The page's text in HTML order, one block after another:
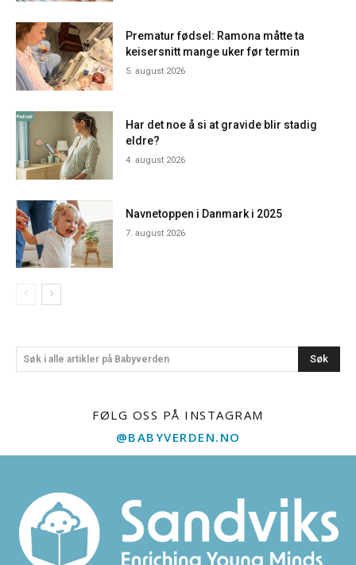
Prematur fødsel: Ramona måtte ta
keisersnitt mange uker før termin
5. august 2026
Har det noe å si at gravide blir stadig
eldre?
4. august 2026
Navnetoppen i Danmark i 2025
7. august 2026
Søk i alle artikler på Babyverden Søk
FØLG OSS PÅ INSTAGRAM
@BABYVERDEN.NO